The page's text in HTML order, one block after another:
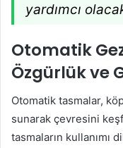
yardımcı
Otomatik
Özgürlük ve
Otomatik tasmalar,
sunarak çevresini
tasmaların kullanımı